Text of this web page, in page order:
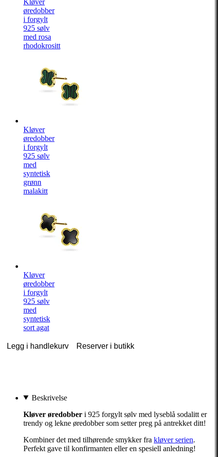
øredobber
i forgylt
925 sølv
med rosa
rhodokrositt
Kløver
øredobber
i forgylt
925 sølv
med
syntetisk
grønn
malakitt
Kløver
øredobber
i forgylt
925 sølv
med
syntetisk
sort agat
Legg i handlekurv Reserver i butikk
Beskrivelse
Kløver øredobber i 925 forgylt sølv med lyseblå sodalitt er
trendy og lekne øredobber som setter preg på antrekket ditt!
Kombiner det med tilhørende smykker fra kløver serien.
Perfekt gave til konfirmanten eller en spesiell anledning!